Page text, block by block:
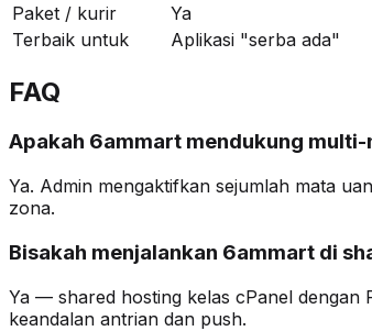
Paket / kurir
Ya
Terbaik untuk
Aplikasi "serba ada"
FAQ
Apakah 6ammart mendukung multi-
Ya. Admin mengaktifkan sejumlah mata
zona.
Bisakah menjalankan 6ammart di
Ya — shared hosting kelas cPanel dengan
keandalan antrian dan push.